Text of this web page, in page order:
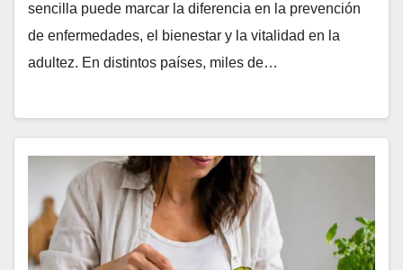
sencilla puede marcar la diferencia en la prevención
de enfermedades, el bienestar y la vitalidad en la
adultez. En distintos países, miles de…